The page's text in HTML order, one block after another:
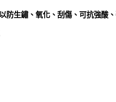
防生鏽、氧化、刮傷、可抗強酸